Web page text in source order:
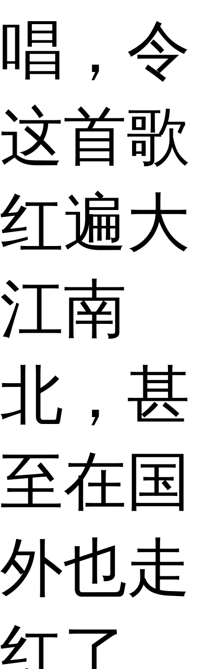
唱，令
这首歌
红遍大
江南
北，甚
至在国
外也走
红了。